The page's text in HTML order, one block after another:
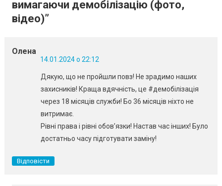
вимагаючи демобілізацію (фото,
відео)”
Олена
14.01.2024 о 22:12
Дякую, що не пройшли повз! Не зрадимо наших
захисників! Краща вдячність, це #демобілізація
через 18 місяців служби! Бо 36 місяців ніхто не
витримає.
Рівні права і рівні обов’язки! Настав час інших! Було
достатньо часу підготувати заміну!
Відповісти